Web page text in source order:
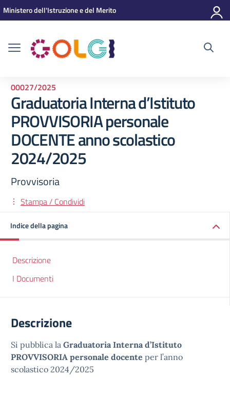
Vai ai contenuti
Vai al menu di navigazione
Vai al footer
Ministero dell'Istruzione e del Merito
00027/2025
Graduatoria Interna d’Istituto
PROVVISORIA personale
DOCENTE anno scolastico
2024/2025
Provvisoria
Stampa / Condividi
Indice della pagina
Descrizione
I Documenti
Descrizione
Si pubblica la Graduatoria Interna d’Istituto
PROVVISORIA personale docente per l’anno
scolastico 2024/2025